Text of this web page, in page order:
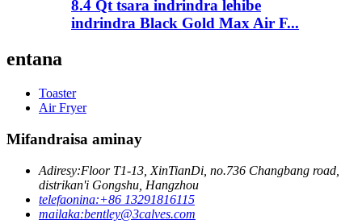
8.4 Qt tsara indrindra lehibe
indrindra Black Gold Max Air F...
entana
Toaster
Air Fryer
Mifandraisa aminay
Adiresy:Floor T1-13, XinTianDi, no.736 Changbang road,
distrikan'i Gongshu, Hangzhou
telefaonina:+86 13291816115
mailaka:bentley@3calves.com